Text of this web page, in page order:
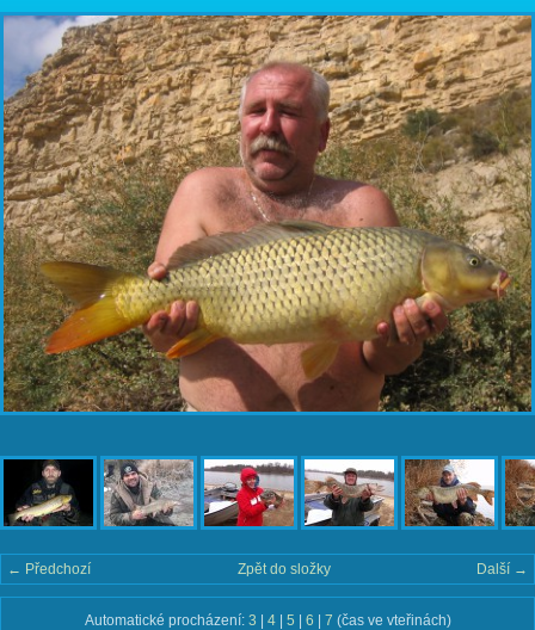
← Předchozí Další →
Zpět do složky
Automatické procházení: 3 | 4| 5 | 6 | 7 (čas ve vteřinách)